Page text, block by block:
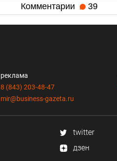
Комментарии 39
реклама
8 (843) 203-48-47
mir@business-gazeta.ru
twitter
дзен